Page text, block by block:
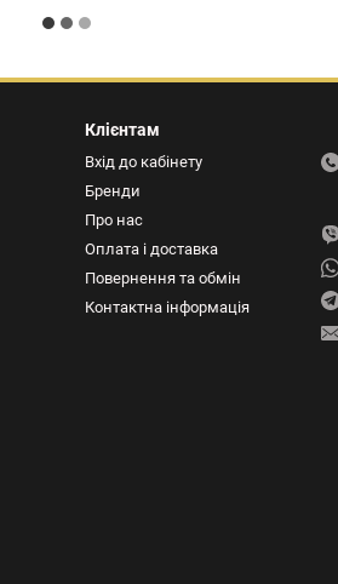
Клієнтам
Вхід до кабінету
Бренди
Про нас
Оплата і доставка
Повернення та обмін
Контактна інформація